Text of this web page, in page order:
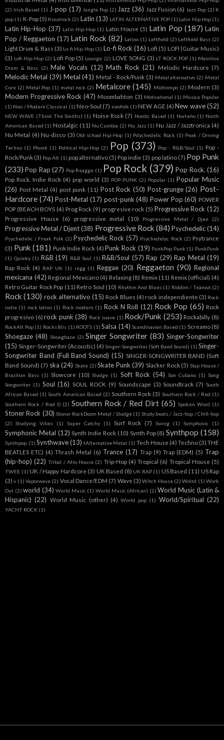
(2) Irish Based (1) J-pop (17) Jangle Pop (2) Jazz (36) Jazz Fusion (6) Jazz Pop (2) K
pop (1) K-Pop (5) Krautrock (2) Latin (13) LATIN ALTERNATIVE POP (1) Latin Hip Hop (1)
Latin Hip-Hop (37) Latín Hip-Hop (1) Latin House (5) Latin Pop (187) Latin
Pop / Reggaeton (17) Latin Rock (82) Latino (1) Leftfield (2) Leftfield Bass (2)
Light Drum & Bass (3) Lo-fi Hip-Hop (1) Lo-fi Rock (16) Lofi (5) LOFI (Guitar Music)
(3) Lofi Hip-Hop (2) Lofi Pop (5) Lounge (2) LOVE SONG (3) LT ROCK POP (1) Mainline
Drum & Bass (2) Male Vocals (12) Math Rock (21) Melodic Hardcore (7)
Melodic Metal (39) Metal (41) Metal - Rock/Punk (3) Metal alternativo (2) Metal
Core (2) Metal Pop (1) metal rock (2) Metalcore (145) Midtempo (2) Modern (3)
Modern Progressive Rock (47) Moombahton (3) Motivational (1) Música Popular
(1) Neo / Modern Classical (1) Neo-Soul (7) neofolk (1) NEW AGE (4) New wave (52)
NEW WAVE (Think The Smiths) (1) Noise Rock (7) Nordic Based (1) Norteño (1) North
American Based (1) Nostalgic (11) Nu Cumbia (2) Nu Jazz (1) Nu Jazz / Jazztronica (4)
Nu Metal (4) Nu-disco (3) Old-school Hip-Hop (1) Pdychedelic Rock (1) Peak / Driving
Techno (1) Phonk (1) Political Hip-Hop (2) Pop (373) Pop - R&B/Soul (1) Pop -
Rock/Punk (3) Pop Alt (1) pop alternativo (5) Pop indie (3) pop latino (7) Pop Punk
(233) Pop Rap (27) Pop Reagge (1) Pop Rock (379) Pop Rock. (16)
Pop Rock. Indie Rock (4) pop world (3) POP-PUNK (2) Popular (1) Popular Music
(26) Post Metal (4) post punk (11) Post Rock (50) Post-grunge (26) Post-
Hardcore (74) Post-Metal (17) post-punk (48) Power Pop (60) POWER
POP (BEACH BOYS (4) Prog Rock (9) progresive rock (5) Progressive Rock (12)
Progressive House (6) progressive metal (10) Progressive Metal / Djen (2)
Progressive Metal / Djent (38) Progressive Rock (84) Psychedelic(14)
Psychedelic / Freak Folk (2) Psychedelic Rock (57) Psychedelyc Rock (2) Psytrance
(3) Punk (181) Punk Indie Rock (4) Punk Rock (19) PunkPop Punk (1) PunkPunk
(1) Quieky (1) R&B (19) R&B Soul (1) R&B/Soul (57) Rap (29) Rap Metal (19)
Rap Rock (4) RAP UK (1) regg (1) Reggae (20) Reggaeton (90) Regional
mexicana (42) Regional Mexicano (4) Relaxing (8) Remix (11) Remix (official) (4)
Retro Guitar Rock Pop (11) Retro Soul (10) Rhythm And Blues (1) Riddim / Tearout (2)
Rock (130) rock alternativo (15) Rock Blues (4) rock independiente (3) Rock
indie (1) rock latino (1) Rock modern (1) Rock N Roll (12) Rock Pop (65) Rock
progresivo (6) rock punk (38) Rock suave (1) Rock/Punk (253) Rockabilly (8)
RockAlt Pop (1) Rocks 80s (1) ROOTS (1) Salsa (14) Scandinavian Based (1) Screamo (8)
Shoegaze (48) Shoeghaze (2) Singer Songwriter (83) Singer-Songwriter
(15) Singer-Songwriter (Acoustic) (4) Singer-Songwriter (Soft Band Sound) (1) Singer-
Songwriter Band (Full Band Sound) (15) SINGER-SONGWRITER BAND (Soft
Band Sound) (7) ska (24) Skate (2) Skate Punk (39) Slacker Rock (5) Slap House /
Brazilian Bass (1) Slowcore (10) Sludge (1) Soft Rock (54) Son Cubano (1) Song
Songwriter (1) Soul (16) SOUL ROCK (9) Soundscape (3) Soundtrack (7) South
African Based (1) South American Based (2) Southern Rock (3) Southern Rock / Red (1)
Southern Rock / Red D (2) Southern Rock / Red Dirt (65) Spoken Word (1)
Stoner Rock (30) Stoner RockDoom Metal / Sludge (1) Study beats / Jazz-hop / Chill-hop
(2)
Studying Vibes (1) Super Catchy (1) Surf Rock (7) Swing (1) Symphonic (1)
Symphonic Metal (12) Synth Indie Rock (10) Synth Pop (8) Synthpop (158)
Synthpop. (1) Synthwave (13) tAlternative Metal (1) Tech House (4) Techno (3) THE
BEATLES ETC) (4) Thrash Metal (6) Trance (17) Trap (9) Trap (EDM) (5) Trap
(hip-hop) (22) Tribal / Afro House (2) Trip-Hop (4) Tropical (6) Tropical House (5)
TWEE (1) UK / Happy Hardcore (3) UK Based (8) UK RAP (1) US Based (11) US Rap
(3) v (1) Vaporwave (2) Vocal Dance/EDM (7) Wave (3) Witch House (2) Wolrd (1) Work
Out (2) world (34) World Music (1) World Music (African) (2) World Music (Latin &
Hispanic) (22) World Music (other) (4) World pop (1) World/Spiritual (22)
YACHT ROCK (1)